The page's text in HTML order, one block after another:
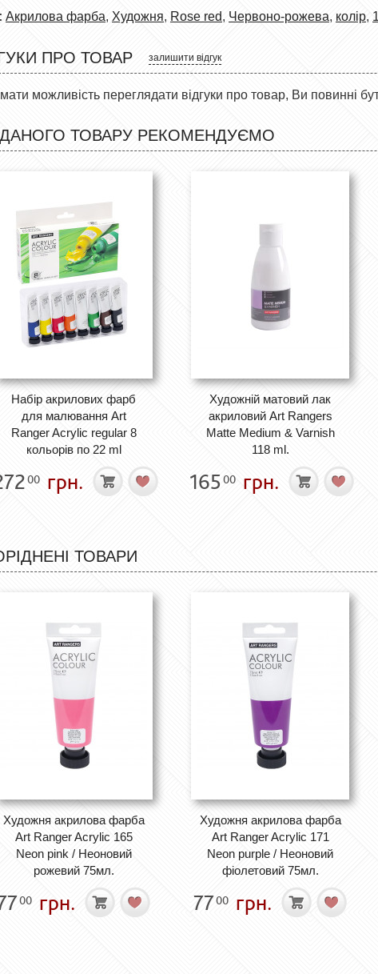
Акрилова фарба, Художня, Rose red, Червоно-рожева, колір,
ПРО ТОВАР залишити відгук
можливість переглядати відгуки про товар, Ви повинні
ТОВАРУ РЕКОМЕНДУЄМО
Набір акрилових фарб
для малювання Art
Ranger Acryliс regular 8
кольорів по 22 ml
00 грн.
Художній матовий лак
акриловий Art Rangers
Matte Medium & Varnish
118 ml.
165 00 грн.
ТОВАРИ
Художня акрилова фарба
Art Ranger Acrylic 165
Neon pink / Неоновий
рожевий 75мл.
00 грн.
Художня акрилова фарба
Art Ranger Acrylic 171
Neon purple / Неоновий
фіолетовий 75мл.
7700 грн.